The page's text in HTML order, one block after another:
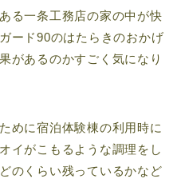
る一条工務店の家の中が快
ード90のはたらきのおかげ
があるのかすごく気になり
めに宿泊体験棟の利用時に
イがこもるような調理をし
のくらい残っているかなど